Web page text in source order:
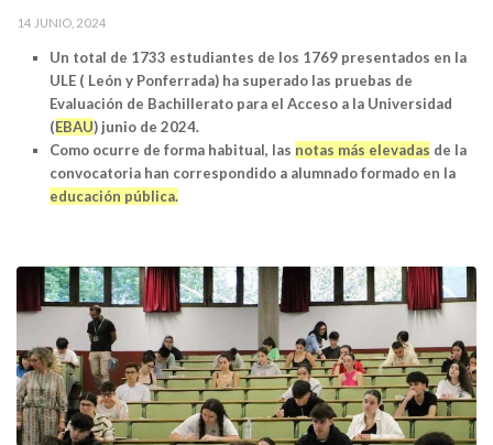
14 JUNIO, 2024
Un total de 1733 estudiantes de los 1769 presentados en la
ULE ( León y Ponferrada) ha superado las pruebas de
Evaluación de Bachillerato para el Acceso a la Universidad
(EBAU) junio de 2024.
Como ocurre de forma habitual, las notas más elevadas de la
convocatoria han correspondido a alumnado formado en la
educación pública.